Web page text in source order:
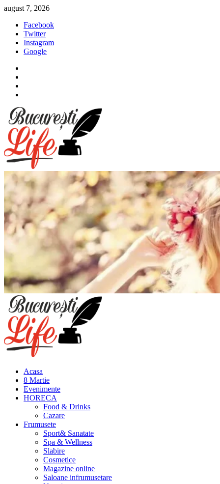
Sari
conținut
august 7, 2026
Facebook
Twitter
Instagram
Google
Meniu
principal
Acasa
8 Martie
Evenimente
HORECA
Food & Drinks
Cazare
Frumusete
Sport& Sanatate
Spa & Wellness
Slabire
Cosmetice
Magazine online
Saloane infrumusetare